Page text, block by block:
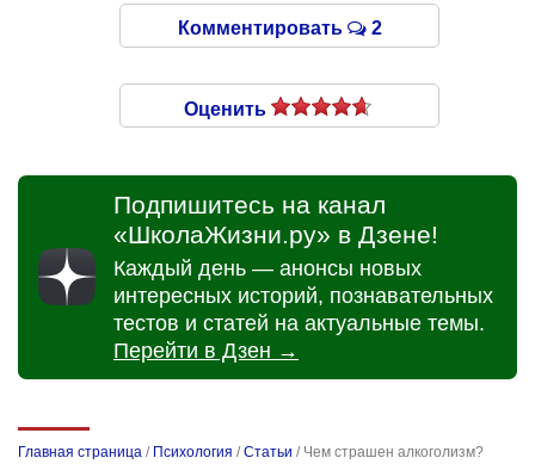
Комментировать 2
Оценить
Подпишитесь на канал
«ШколаЖизни.ру» в Дзене!
Каждый день — анонсы новых
интересных историй, познавательных
тестов и статей на актуальные темы.
Перейти в Дзен →
Главная страница / Психология /Статьи / Чем страшен алкоголизм?